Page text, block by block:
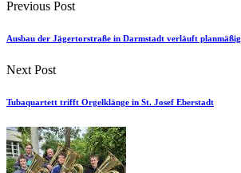
Previous Post
Ausbau der Jägertorstraße in Darmstadt verläuft planmäßig
Next Post
Tubaquartett trifft Orgelklänge in St. Josef Eberstadt